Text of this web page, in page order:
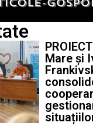
Mare și